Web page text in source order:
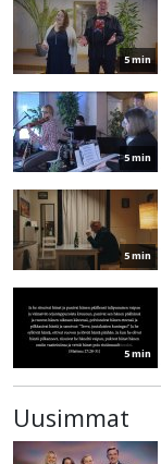
5 min
5 min
5 min
5 min
Uusimmat